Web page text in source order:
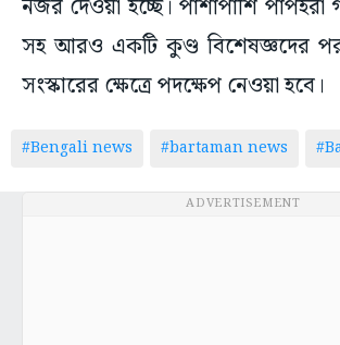
নজর দেওয়া হচ্ছে। পাশাপাশি পাপহরা
সহ আরও একটি কুণ্ড বিশেষজ্ঞদের
সংস্কারের ক্ষেত্রে পদক্ষেপ নেওয়া হবে।
#Bengali news #bartaman news
ADVERTISEMENT